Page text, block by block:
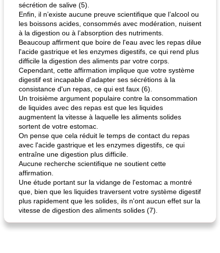
sécrétion de salive (5).
Enfin, il n’existe aucune preuve scientifique que l’alcool ou
les boissons acides, consommés avec modération, nuisent
à la digestion ou à l’absorption des nutriments.
Beaucoup affirment que boire de l'eau avec les repas dilue
l'acide gastrique et les enzymes digestifs, ce qui rend plus
difficile la digestion des aliments par votre corps.
Cependant, cette affirmation implique que votre système
digestif est incapable d'adapter ses sécrétions à la
consistance d'un repas, ce qui est faux (6).
Un troisième argument populaire contre la consommation
de liquides avec des repas est que les liquides
augmentent la vitesse à laquelle les aliments solides
sortent de votre estomac.
On pense que cela réduit le temps de contact du repas
avec l'acide gastrique et les enzymes digestifs, ce qui
entraîne une digestion plus difficile.
Aucune recherche scientifique ne soutient cette
affirmation.
Une étude portant sur la vidange de l'estomac a montré
que, bien que les liquides traversent votre système digestif
plus rapidement que les solides, ils n'ont aucun effet sur la
vitesse de digestion des aliments solides (7).